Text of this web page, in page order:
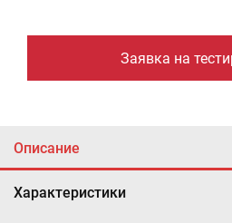
Заявка на
Описание
Характеристики